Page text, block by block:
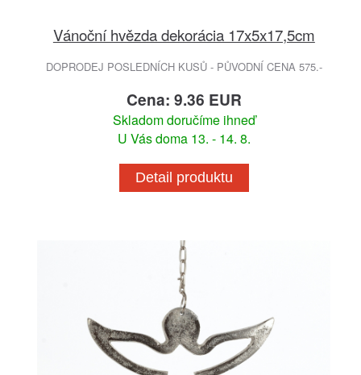
Vánoční hvězda dekorácia 17x5x17,5cm
DOPRODEJ POSLEDNÍCH KUSŮ - PŮVODNÍ CENA 575.-
Cena: 9.36 EUR
Skladom doručíme ihneď
U Vás doma 13. - 14. 8.
Detail produktu